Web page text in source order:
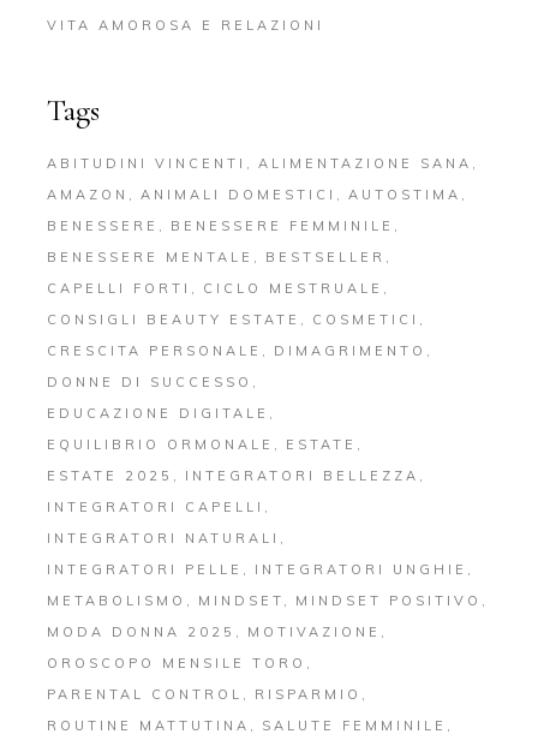
VITA AMOROSA E RELAZIONI
Tags
ABITUDINI VINCENTI
ALIMENTAZIONE SANA
AMAZON
ANIMALI DOMESTICI
AUTOSTIMA
BENESSERE
BENESSERE FEMMINILE
BENESSERE MENTALE
BESTSELLER
CAPELLI FORTI
CICLO MESTRUALE
CONSIGLI BEAUTY ESTATE
COSMETICI
CRESCITA PERSONALE
DIMAGRIMENTO
DONNE DI SUCCESSO
EDUCAZIONE DIGITALE
EQUILIBRIO ORMONALE
ESTATE
ESTATE 2025
INTEGRATORI BELLEZZA
INTEGRATORI CAPELLI
INTEGRATORI NATURALI
INTEGRATORI PELLE
INTEGRATORI UNGHIE
METABOLISMO
MINDSET
MINDSET POSITIVO
MODA DONNA 2025
MOTIVAZIONE
OROSCOPO MENSILE TORO
PARENTAL CONTROL
RISPARMIO
ROUTINE MATTUTINA
SALUTE FEMMINILE